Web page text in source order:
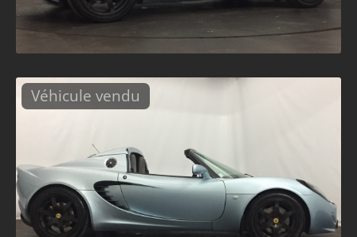
Véhicule vendu